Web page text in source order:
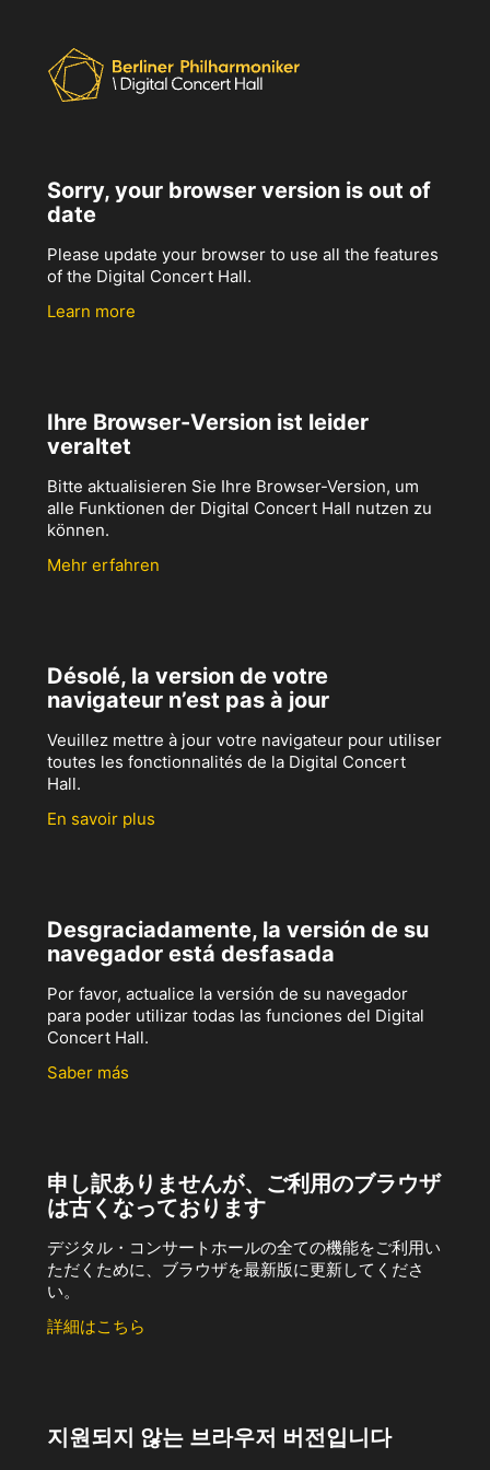
Sorry, your browser version is out of
date
Please update your browser to use all the features
of the Digital Concert Hall.
Learn more
Ihre Browser-Version ist leider
veraltet
Bitte aktualisieren Sie Ihre Browser-Version, um
alle Funktionen der Digital Concert Hall nutzen zu
können.
Mehr erfahren
Désolé, la version de votre
navigateur n’est pas à jour
Veuillez mettre à jour votre navigateur pour utiliser
toutes les fonctionnalités de la Digital Concert
Hall.
En savoir plus
Desgraciadamente, la versión de su
navegador está desfasada
Por favor, actualice la versión de su navegador
para poder utilizar todas las funciones del Digital
Concert Hall.
Saber más
申し訳ありませんが、ご利用のブラウザ
は古くなっております
デジタル・コンサートホールの全ての機能をご利用い
ただくために、ブラウザを最新版に更新してくださ
い。
詳細はこちら
지원되지 않는 브라우저 버전입니다